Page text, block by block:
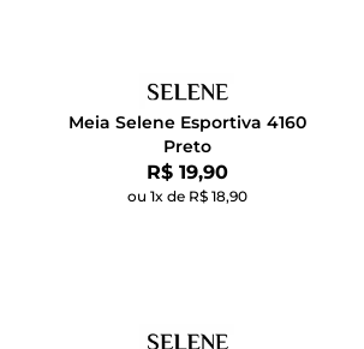
Meia Selene Esportiva 4160
Preto
Por:
R$ 19,90
ou 1x de R$ 18,90